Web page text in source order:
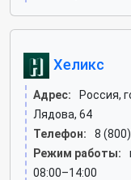
Хеликс
Адрес:
Россия,
Лядова, 64
Телефон:
8
Режим работы:
08:00–14:00